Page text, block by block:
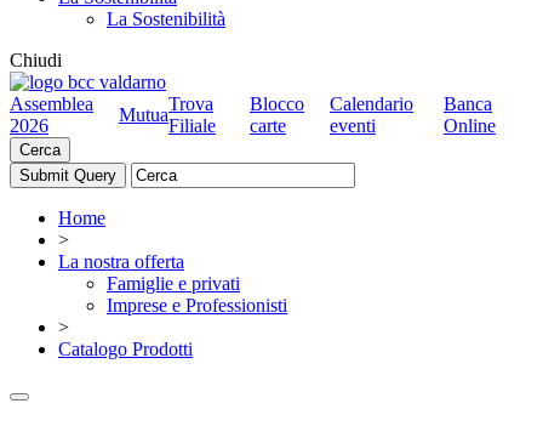
La Sostenibilità
Chiudi
Assemblea
2026
Mutua
Trova
Filiale
Blocco
carte
Calendario
eventi
Banca
Online
Cerca
Home
>
La nostra offerta
Famiglie e privati
Imprese e Professionisti
>
Catalogo Prodotti